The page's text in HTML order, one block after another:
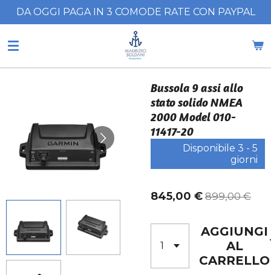
Vai
al
contenuto
DA OGGI PAGA IN 3 COMODE RATE CON PAYPAL
Bussola 9 assi allo
stato solido NMEA
2000 Model 010-
11417-20
Disponibile 3 - 5
giorni
845,00 € 899,00 €
AGGIUNGI
AL
CARRELLO